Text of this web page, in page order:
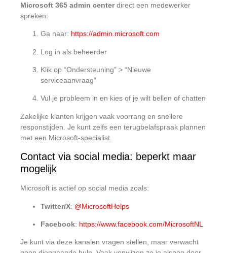
Microsoft 365 admin centerdirect een medewerker
spreken:
Ga naar: https://admin.microsoft.com
Log in als beheerder
Klik op “Ondersteuning” > “Nieuwe
serviceaanvraag”
Vul je probleem in en kies of je wilt bellen of chatten
Zakelijke klanten krijgen vaak voorrang en snellere
responstijden. Je kunt zelfs een terugbelafspraak plannen
met een Microsoft-specialist.
Contact via social media: beperkt maar
mogelijk
Microsoft is actief op social media zoals:
Twitter/X: @MicrosoftHelps
Facebook: https://www.facebook.com/MicrosoftNL
Je kunt via deze kanalen vragen stellen, maar verwacht